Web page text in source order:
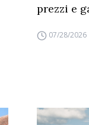
prezzi e
07/28/2026